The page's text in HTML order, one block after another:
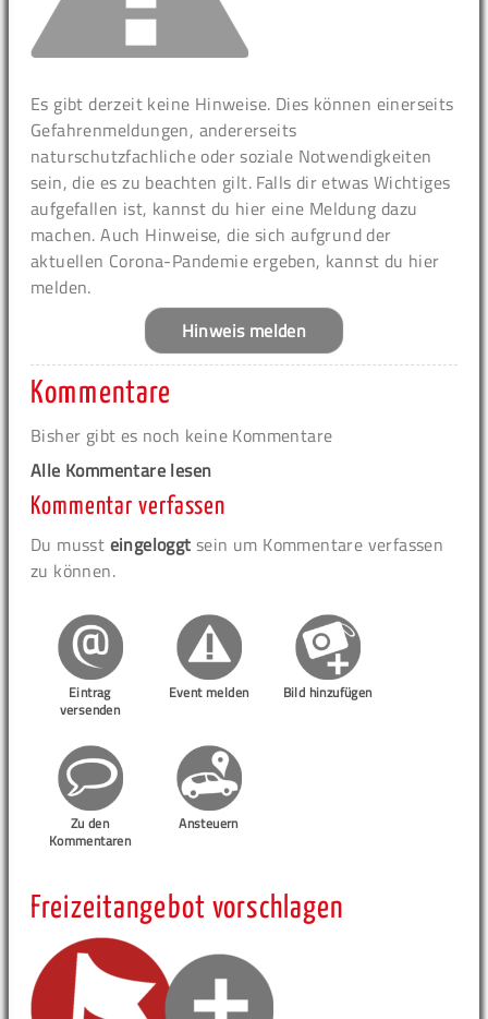
Es gibt derzeit keine Hinweise. Dies können einerseits
Gefahrenmeldungen, andererseits
naturschutzfachliche oder soziale Notwendigkeiten
sein, die es zu beachten gilt. Falls dir etwas Wichtiges
aufgefallen ist, kannst du hier eine Meldung dazu
machen. Auch Hinweise, die sich aufgrund der
aktuellen Corona-Pandemie ergeben, kannst du hier
melden.
Hinweis melden
Kommentare
Bisher gibt es noch keine Kommentare
Alle Kommentare lesen
Kommentar verfassen
Du musst eingeloggt sein um Kommentare verfassen
zu können.
Eintrag
versenden
Event melden Bild hinzufügen
Zu den
Kommentaren
Ansteuern
Freizeitangebot vorschlagen